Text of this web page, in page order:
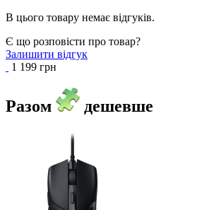
В цього товару немає відгуків.
Є що розповісти про товар?
Залишити відгук
1 199 грн
Разом дешевше